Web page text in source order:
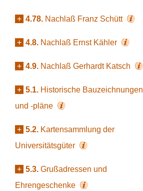
+ 4.78. Nachlaß Franz Schütt
+ 4.8. Nachlaß Ernst Kähler
+ 4.9. Nachlaß Gerhardt Katsch
+ 5.1. Historische Bauzeichnungen
und -pläne
+ 5.2. Kartensammlung der
Universitätsgüter
+ 5.3. Grußadressen und
Ehrengeschenke